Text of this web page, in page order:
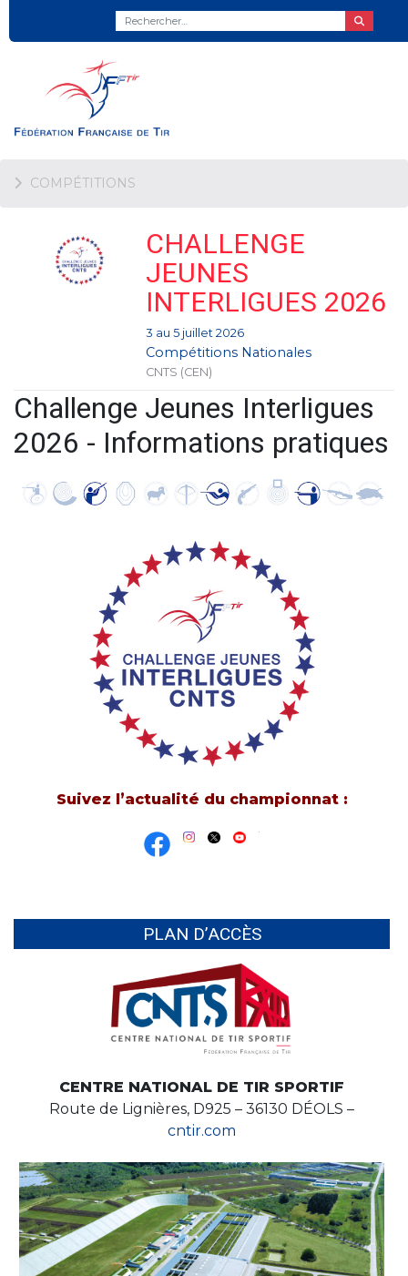
COMPÉTITIONS
CHALLENGE
JEUNES
INTERLIGUES 2026
3 au 5 juillet 2026
Compétitions Nationales
CNTS (CEN)
Challenge Jeunes Interligues
2026 - Informations pratiques
Suivez l’actualité du championnat :
PLAN D’ACCÈS
CENTRE NATIONAL DE TIR SPORTIF
Route de Lignières, D925 – 36130 DÉOLS –
cntir.com